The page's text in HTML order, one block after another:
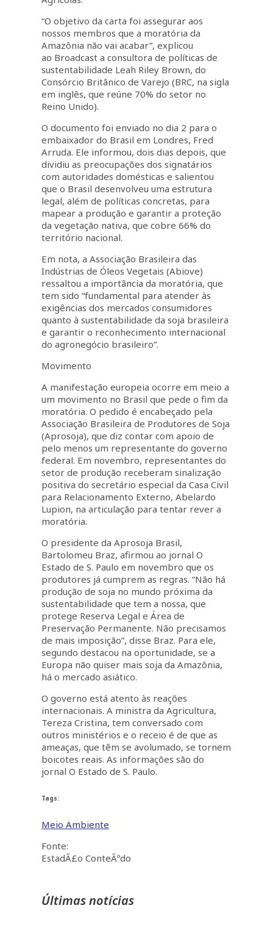
“O objetivo da carta foi assegurar aos
nossos membros que a moratória da
Amazônia não vai acabar”, explicou
ao Broadcast a consultora de políticas de
sustentabilidade Leah Riley Brown, do
Consórcio Britânico de Varejo (BRC, na sigla
em inglês, que reúne 70% do setor no
Reino Unido).
O documento foi enviado no dia 2 para o
embaixador do Brasil em Londres, Fred
Arruda. Ele informou, dois dias depois, que
dividiu as preocupações dos signatários
com autoridades domésticas e salientou
que o Brasil desenvolveu uma estrutura
legal, além de políticas concretas, para
mapear a produção e garantir a proteção
da vegetação nativa, que cobre 66% do
território nacional.
Em nota, a Associação Brasileira das
Indústrias de Óleos Vegetais (Abiove)
ressaltou a importância da moratória, que
tem sido “fundamental para atender às
exigências dos mercados consumidores
quanto à sustentabilidade da soja brasileira
e garantir o reconhecimento internacional
do agronegócio brasileiro”.
Movimento
A manifestação europeia ocorre em meio a
um movimento no Brasil que pede o fim da
moratória. O pedido é encabeçado pela
Associação Brasileira de Produtores de Soja
(Aprosoja), que diz contar com apoio de
pelo menos um representante do governo
federal. Em novembro, representantes do
setor de produção receberam sinalização
positiva do secretário especial da Casa Civil
para Relacionamento Externo, Abelardo
Lupion, na articulação para tentar rever a
moratória.
O presidente da Aprosoja Brasil,
Bartolomeu Braz, afirmou ao jornal O
Estado de S. Paulo em novembro que os
produtores já cumprem as regras. “Não há
produção de soja no mundo próxima da
sustentabilidade que tem a nossa, que
protege Reserva Legal e Área de
Preservação Permanente. Não precisamos
de mais imposição”, disse Braz. Para ele,
segundo destacou na oportunidade, se a
Europa não quiser mais soja da Amazônia,
há o mercado asiático.
O governo está atento às reações
internacionais. A ministra da Agricultura,
Tereza Cristina, tem conversado com
outros ministérios e o receio é de que as
ameaças, que têm se avolumado, se tornem
boicotes reais. As informações são do
jornal O Estado de S. Paulo.
Tags:
Meio Ambiente
Fonte:
EstadÃ£o ConteÃºdo
Últimas notícias